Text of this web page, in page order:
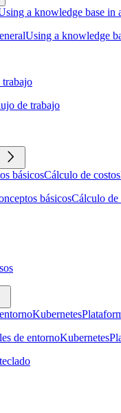
a knowledge base
Using a knowledge
trabajo
de trabajo
básicosCálculo de costos
básicosCálculo de
Kubernetes
de entornoKubernetes